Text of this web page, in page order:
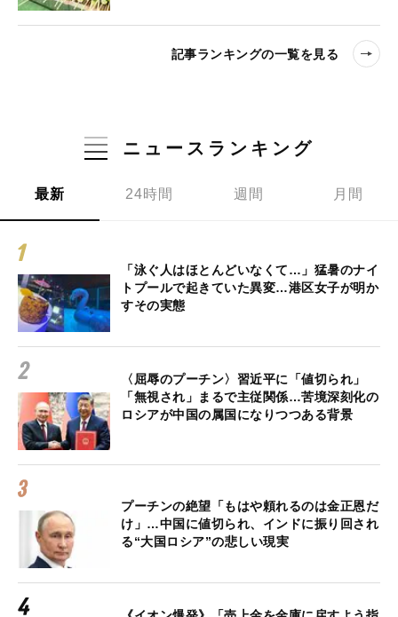
記事ランキングの一覧を見る
ニュースランキング
最新 24時間 週間 月間
「泳ぐ人はほとんどいなくて…」猛暑のナイ
トプールで起きていた異変…港区女子が明か
すその実態
〈屈辱のプーチン〉習近平に「値切られ」
「無視され」まるで主従関係…苦境深刻化の
ロシアが中国の属国になりつつある背景
プーチンの絶望「もはや頼れるのは金正恩だ
け」…中国に値切られ、インドに振り回され
る“大国ロシア”の悲しい現実